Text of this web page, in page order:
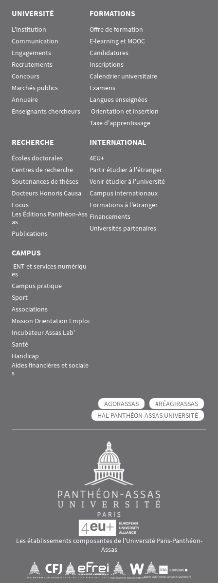
UNIVERSITÉ
L'institution
Communication
Engagements
Recrutements
Concours
Marchés publics
Annuaire
Enseignants chercheurs
FORMATIONS
Offre de formation
E-learning et MOOC
Candidatures
Inscriptions
Calendrier universitaire
Examens
Langues enseignées
Orientation et insertion
Taxe d'apprentissage
RECHERCHE
Écoles doctorales
Centres de recherche
Soutenances de thèses
Docteurs Honoris Causa
Focus
Les Éditions Panthéon-Ass
as
Publications
INTERNATIONAL
4EU+
Partir étudier à l'étranger
Venir étudier à l'université
Campus internationaux
Formations à l'étranger
Financements
Universités partenaires
CAMPUS
es
Campus pratique
Sport
Associations
Mission Orientation Emploi
Incubateur Assas Lab'
Santé
Handicap
Aides financières et sociale
s
AGORASSAS
#RÉAGIRASSAS
HAL PANTHÉON-ASSAS UNIVERSITÉ
Les établissements composantes de l’Université Paris-Panthéon-
Assas
Visuel svgVisuel svg Visuel svgVisuel svg